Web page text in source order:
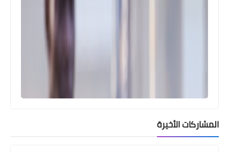
المنيسي يطالب إدارة الأهلي بالإنسحاب
المشاركات الأخيرة